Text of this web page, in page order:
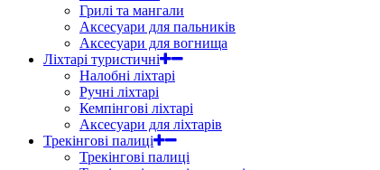
Грилі та мангали
Аксесуари для пальників
Аксесуари для вогнища
Ліхтарі туристичні
Налобні ліхтарі
Ручні ліхтарі
Кемпінгові ліхтарі
Аксесуари для ліхтарів
Трекінгові палиці
Трекінгові палиці